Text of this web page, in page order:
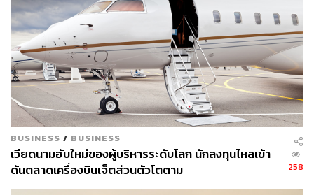
BUSINESS / BUSINESS
เวียดนามฮับใหม่ของผู้บริหารระดับโลก นักลงทุนไหลเข้า
ดันตลาดเครื่องบินเจ็ตส่วนตัวโตตาม
258